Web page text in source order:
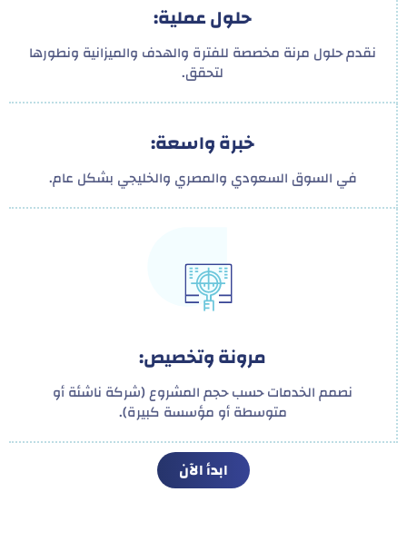
حلول عملية:
نقدم حلول مرنة مخصصة للفترة والهدف والميزانية ونطورها
لتحقق.
خبرة واسعة:
في السوق السعودي والمصري والخليجي بشكل عام.
مرونة وتخصيص:
نصمم الخدمات حسب حجم المشروع (شركة ناشئة أو
متوسطة أو مؤسسة كبيرة).
ابدأ الآن